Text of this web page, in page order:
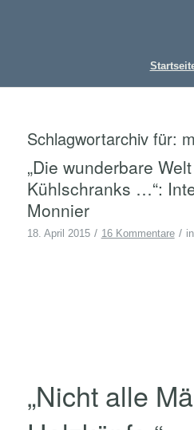
Schlagwortarchiv für:
„Die wunderbare
Kühlschranks …“:
Monnier
18. April 2015 / 16 Kommentare / in
„Nicht alle